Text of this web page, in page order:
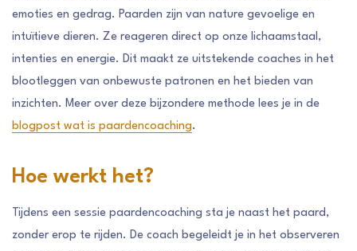
emoties en gedrag. Paarden zijn van nature gevoelige en
intuïtieve dieren. Ze reageren direct op onze lichaamstaal,
intenties en energie. Dit maakt ze uitstekende coaches in het
blootleggen van onbewuste patronen en het bieden van
inzichten. Meer over deze bijzondere methode lees je in de
blogpost wat is paardencoaching.
Hoe werkt het?
Tijdens een sessie paardencoaching sta je naast het paard,
zonder erop te rijden. De coach begeleidt je in het observeren